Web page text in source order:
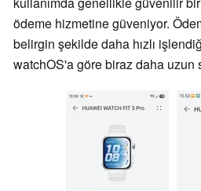
ödeme hizmetine güveniyor.
belirgin şekilde daha hızlı
watchOS'a göre biraz daha uzun